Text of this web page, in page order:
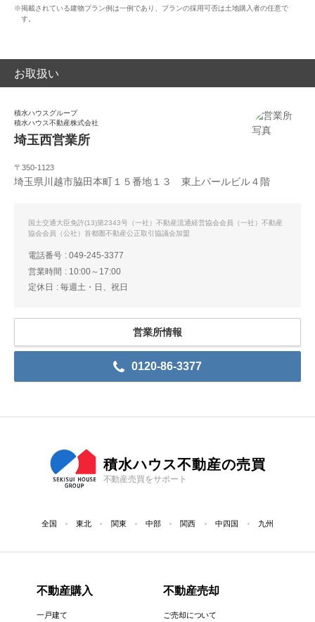
※掲載されている建物プラン例は一例であり、プランの採用可否は土地購入者の任意で
す。
お取扱い
積水ハウスグループ
積水ハウス不動産株式会社
埼玉西営業所
〒350-1123
埼玉県川越市脇田本町１５番地１３ 東上パールビル４階
国土交通大臣免許(13)第2343号（一社）不動産流通経営協会会員（一社）不動産
協会会員（公社）首都圏不動産公正取引協議会加盟
0120-86-3377
電話番号
049-245-3377
営業時間
10:00～17:00
定休日
毎週土・日、祝日
営業所情報
積水ハウス不動産の売買
不動産売買をサポート
全国 東北 関東 中部 関西 中四国 九州
不動産購入
一戸建て
不動産売却
ご売却について